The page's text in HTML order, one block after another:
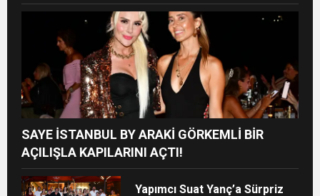
SAYE İSTANBUL BY ARAKİ GÖRKEMLİ BİR
AÇILIŞLA KAPILARINI AÇTI!
Yapımcı Suat Yanç’a Sürpriz